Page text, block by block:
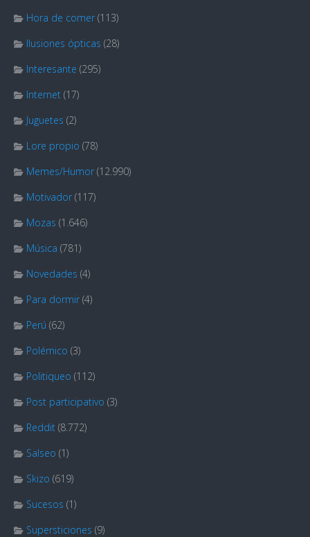
Hora de comer (113)
Ilusiones ópticas (28)
Interesante (295)
Internet (17)
Juguetes (2)
Lore propio (78)
Memes/Humor (12.990)
Motivador (117)
Mozas (1.646)
Música (781)
Novedades (4)
Para dormir (4)
Perú (62)
Polémico (3)
Politiqueo (112)
Post participativo (3)
Reddit (8.772)
Salseo (1)
Skizo (619)
Sucesos (1)
Supersticiones (9)